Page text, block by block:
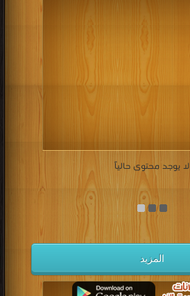
لا يوجد محتوى حالياً
المزيد